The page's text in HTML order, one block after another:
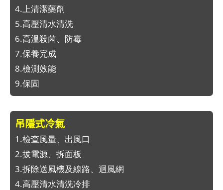
4.上清潔藥劑
5.高壓清水清洗
6.高溫殺菌、防霉
7.保養完成
8.檢測效能
9.保固
吊隱式冷氣
1.檢查風量、出風口
2.拔電源、拆面板
3.拆除送風機及線路、迴風網
4.高壓清水清洗冷排